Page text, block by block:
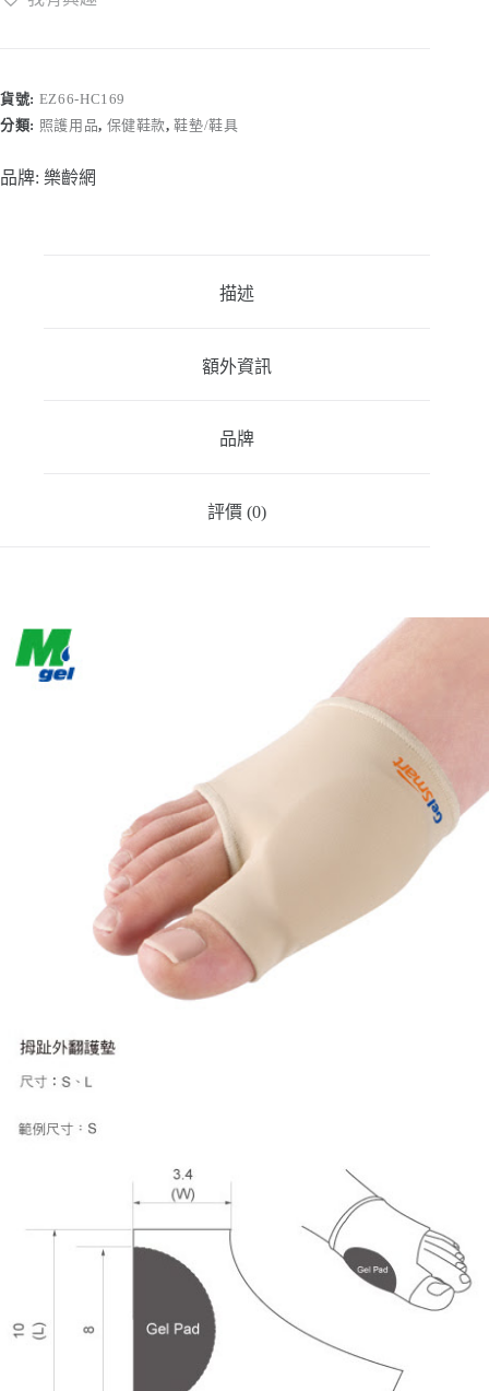
外
墊
(1
入，
右
貨號: EZ66-HC169
分類: 照護用品, 保健鞋款,鞋墊/鞋具
品牌: 樂齡網
描述
額外資訊
品牌
評價 (0)